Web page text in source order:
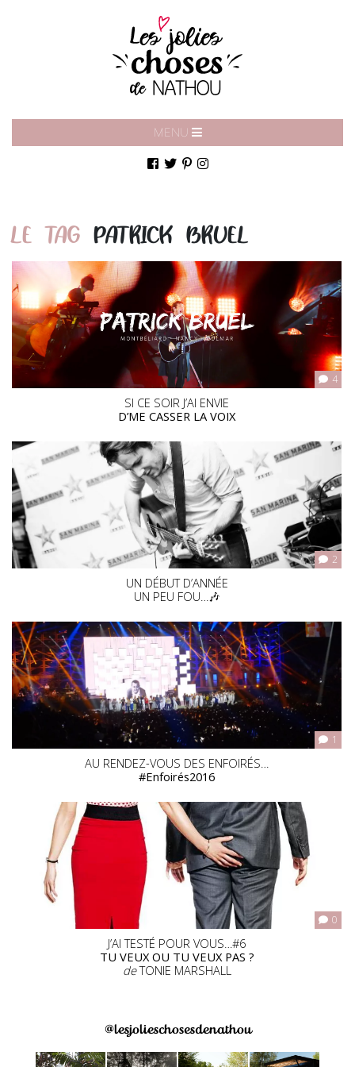
MENU
LE TAGPATRICK BRUEL
4
SI CE SOIR J’AI ENVIE
D’ME CASSER LA VOIX
2
UN DÉBUT D’ANNÉE
UN PEU FOU…🎶
1
AU RENDEZ-VOUS DES ENFOIRÉS…
#Enfoirés2016
0
J’AI TESTÉ POUR VOUS…#6
TU VEUX OU TU VEUX PAS ?
deTONIE MARSHALL
@lesjolieschosesdenathou